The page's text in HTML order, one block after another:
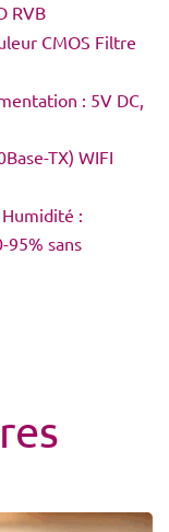
RVB
CMOS Filtre
: 5V DC,
TX) WIFI
:
95% sans